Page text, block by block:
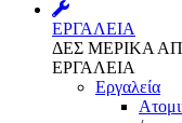
ΕΡΓΑΛΕΙΑ
ΔΕΣ ΜΕΡΙΚΑ
ΕΡΓΑΛΕΙΑ
Εργαλεία